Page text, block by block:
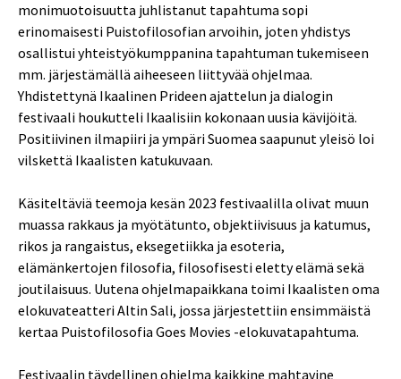
monimuotoisuutta juhlistanut tapahtuma sopi
erinomaisesti Puistofilosofian arvoihin, joten yhdistys
osallistui yhteistyökumppanina tapahtuman tukemiseen
mm. järjestämällä aiheeseen liittyvää ohjelmaa.
Yhdistettynä Ikaalinen Prideen ajattelun ja dialogin
festivaali houkutteli Ikaalisiin kokonaan uusia kävijöitä.
Positiivinen ilmapiiri ja ympäri Suomea saapunut yleisö loi
vilskettä Ikaalisten katukuvaan.
Käsiteltäviä teemoja kesän 2023 festivaalilla olivat muun
muassa rakkaus ja myötätunto, objektiivisuus ja katumus,
rikos ja rangaistus, eksegetiikka ja esoteria,
elämänkertojen filosofia, filosofisesti eletty elämä sekä
joutilaisuus. Uutena ohjelmapaikkana toimi Ikaalisten oma
elokuvateatteri Altin Sali, jossa järjestettiin ensimmäistä
kertaa Puistofilosofia Goes Movies -elokuvatapahtuma.
Festivaalin täydellinen ohjelma kaikkine mahtavine